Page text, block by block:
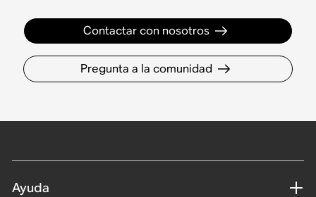
Contactar con nosotros
Pregunta a la comunidad
Ayuda